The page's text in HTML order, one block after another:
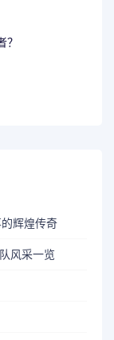
辉煌传奇
风采一览